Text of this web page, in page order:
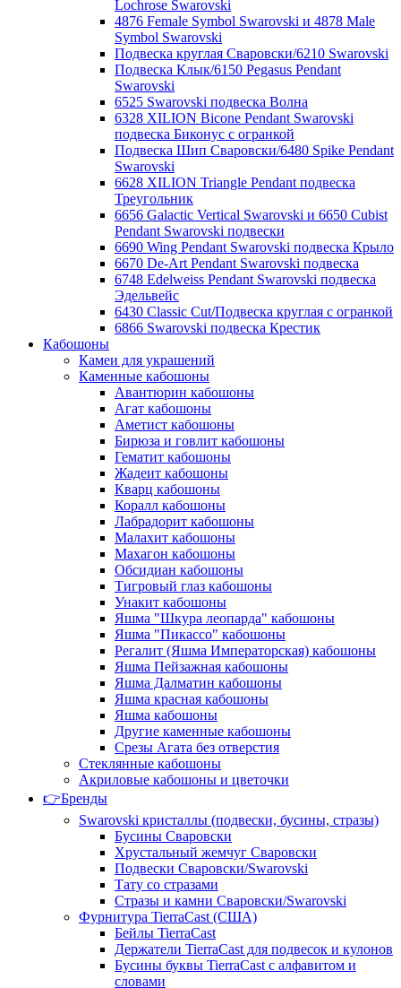
Lochrose Swarovski
4876 Female Symbol Swarovski и 4878 Male
Symbol Swarovski
Подвеска круглая Сваровски/6210 Swarovski
Подвеска Клык/6150 Pegasus Pendant
Swarovski
6525 Swarovski подвеска Волна
6328 XILION Bicone Pendant Swarovski
подвеска Биконус c огранкой
Подвеска Шип Сваровски/6480 Spike Pendant
Swarovski
6628 XILION Triangle Pendant подвеска
Треугольник
6656 Galactic Vertical Swarovski и 6650 Cubist
Pendant Swarovski подвески
6690 Wing Pendant Swarovski подвеска Крыло
6670 De-Art Pendant Swarovski подвеска
6748 Edelweiss Pendant Swarovski подвеска
Эдельвейс
6430 Classic Cut/Подвеска круглая с огранкой
6866 Swarovski подвеска Крестик
Кабошоны
Камеи для украшений
Каменные кабошоны
Авантюрин кабошоны
Агат кабошоны
Аметист кабошоны
Бирюза и говлит кабошоны
Гематит кабошоны
Жадеит кабошоны
Кварц кабошоны
Коралл кабошоны
Лабрадорит кабошоны
Малахит кабошоны
Махагон кабошоны
Обсидиан кабошоны
Тигровый глаз кабошоны
Унакит кабошоны
Яшма "Шкура леопарда" кабошоны
Яшма "Пикассо" кабошоны
Регалит (Яшма Императорская) кабошоны
Яшма Пейзажная кабошоны
Яшма Далматин кабошоны
Яшма красная кабошоны
Яшма кабошоны
Другие каменные кабошоны
Срезы Агата без отверстия
Стеклянные кабошоны
Акриловые кабошоны и цветочки
👉Бренды
Swarovski кристаллы (подвески, бусины, стразы)
Бусины Сваровски
Хрустальный жемчуг Сваровски
Подвески Сваровски/Swarovski
Тату со стразами
Стразы и камни Сваровски/Swarovski
Фурнитура TierraCast (США)
Бейлы TierraCast
Держатели TierraCast для подвесок и кулонов
Бусины буквы TierraCast с алфавитом и
словами